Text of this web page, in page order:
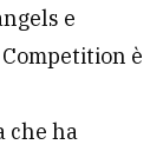
e
è
che ha